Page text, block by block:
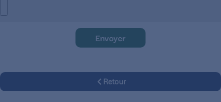
Envoyer
Retour